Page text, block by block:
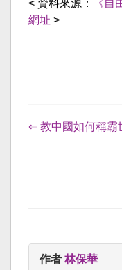
< 資料來源： 《自
網址 >
⇐ 教中國如何稱霸
作者 林保華